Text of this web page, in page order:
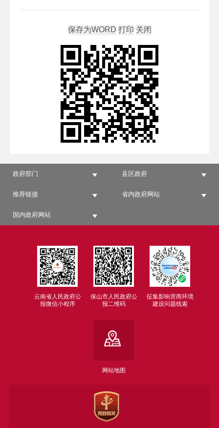
政府部门 县区政府
推荐链接 省内政府网站
国内政府网站
云南省人民政府公
报微信小程序
保山市人民政府公
报二维码
征集影响营商环境
建设问题线索
网站地图